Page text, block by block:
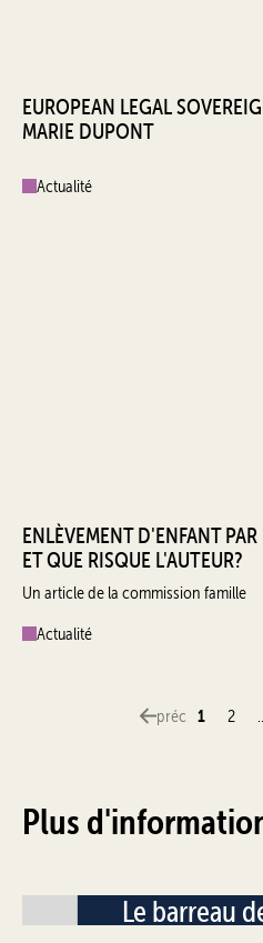
EUROPEAN LEGAL
MARIE DUPONT
Actualité
ENLÈVEMENT D'ENFANT
ET QUE RISQUE L'AUTEUR?
Un article de la commission famille
Actualité
1 2
préc
Plus
Le barreau